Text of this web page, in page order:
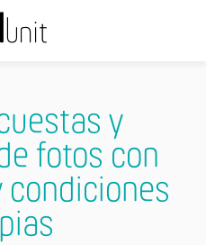
y
fotos con
condiciones